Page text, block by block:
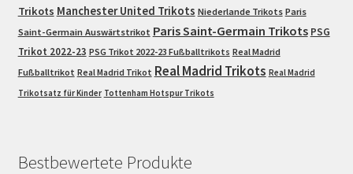
Trikots Manchester United Trikots Niederlande Trikots Paris
Saint-Germain Auswärtstrikot Paris Saint-Germain Trikots PSG
Trikot 2022-23 PSG Trikot 2022-23 Fußballtrikots Real Madrid
Fußballtrikot Real Madrid Trikot Real Madrid Trikots Real Madrid
Trikotsatz für Kinder Tottenham Hotspur Trikots
Bestbewertete Produkte